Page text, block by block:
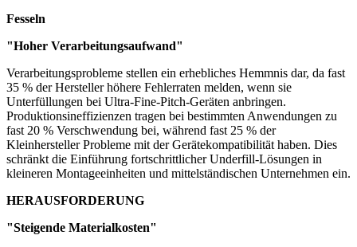
Fesseln
"Hoher Verarbeitungsaufwand"
Verarbeitungsprobleme stellen ein erhebliches Hemmnis dar, da fast
35 % der Hersteller höhere Fehlerraten melden, wenn sie
Unterfüllungen bei Ultra-Fine-Pitch-Geräten anbringen.
Produktionsineffizienzen tragen bei bestimmten Anwendungen zu
fast 20 % Verschwendung bei, während fast 25 % der
Kleinhersteller Probleme mit der Gerätekompatibilität haben. Dies
schränkt die Einführung fortschrittlicher Underfill-Lösungen in
kleineren Montageeinheiten und mittelständischen Unternehmen ein.
HERAUSFORDERUNG
"Steigende Materialkosten"